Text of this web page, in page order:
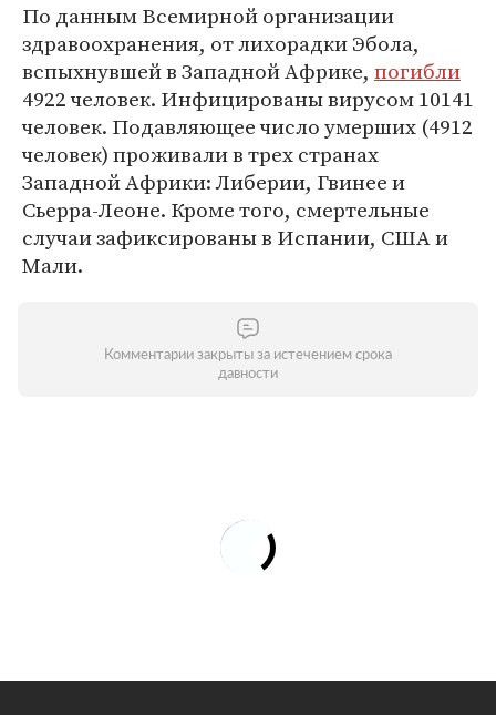
По данным Всемирной организации
здравоохранения, от лихорадки Эбола,
вспыхнувшей в Западной Африке, погибли
4922 человек. Инфицированы вирусом 10141
человек. Подавляющее число умерших (4912
человек) проживали в трех странах
Западной Африки: Либерии, Гвинее и
Сьерра-Леоне. Кроме того, смертельные
случаи зафиксированы в Испании, США и
Мали.
Комментарии закрыты за истечением срока
давности